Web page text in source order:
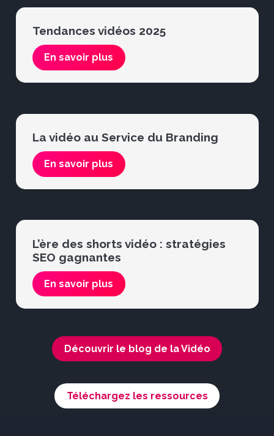
Tendances vidéos 2025
En savoir plus
La vidéo au Service du Branding
En savoir plus
L’ère des shorts vidéo : stratégies
SEO gagnantes
En savoir plus
Découvrir le blog de la Vidéo
Téléchargez les ressources